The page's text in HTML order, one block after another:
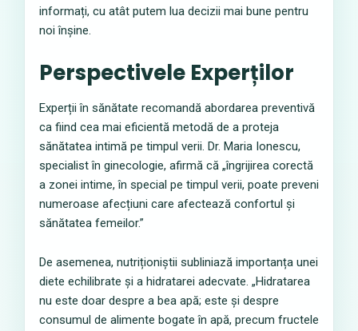
informați, cu atât putem lua decizii mai bune pentru
noi înșine.
Perspectivele Experților
Experții în sănătate recomandă abordarea preventivă
ca fiind cea mai eficientă metodă de a proteja
sănătatea intimă pe timpul verii. Dr. Maria Ionescu,
specialist în ginecologie, afirmă că „îngrijirea corectă
a zonei intime, în special pe timpul verii, poate preveni
numeroase afecțiuni care afectează confortul și
sănătatea femeilor.”
De asemenea, nutriționiștii subliniază importanța unei
diete echilibrate și a hidratarei adecvate. „Hidratarea
nu este doar despre a bea apă; este și despre
consumul de alimente bogate în apă, precum fructele